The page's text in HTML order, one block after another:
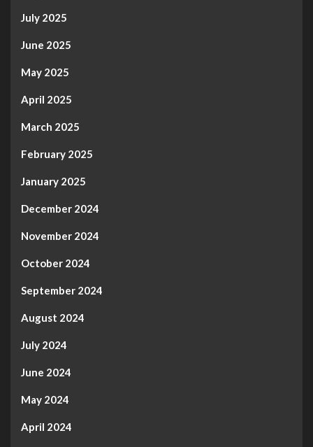
July 2025
June 2025
May 2025
April 2025
March 2025
February 2025
January 2025
December 2024
November 2024
October 2024
September 2024
August 2024
July 2024
June 2024
May 2024
April 2024